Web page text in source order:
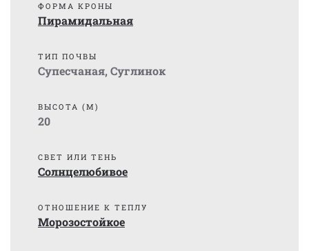
ФОРМА КРОНЫ
Пирамидальная
ТИП ПОЧВЫ
Супесчаная, Суглинок
ВЫСОТА (М)
20
СВЕТ ИЛИ ТЕНЬ
Солнцелюбивое
ОТНОШЕНИЕ К ТЕПЛУ
Морозостойкое